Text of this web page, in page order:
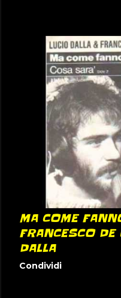
MA COME
FRANCESCO
DALLA
Condividi